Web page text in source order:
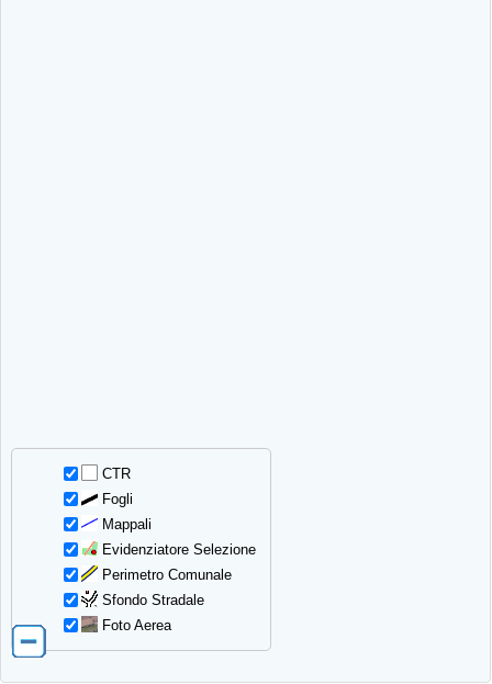
CTR
Fogli
Mappali
Evidenziatore Selezione
Perimetro Comunale
Sfondo Stradale
Foto Aerea